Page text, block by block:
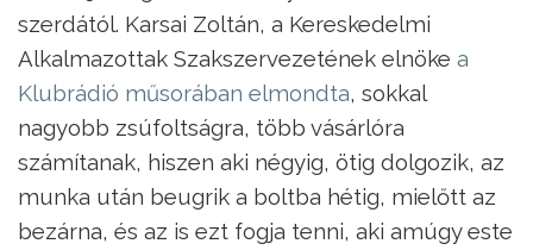
szerdától. Karsai Zoltán, a Kereskedelmi
Alkalmazottak Szakszervezetének elnöke a
Klubrádió műsorában elmondta, sokkal
nagyobb zsúfoltságra, több vásárlóra
számítanak, hiszen aki négyig, ötig dolgozik, az
munka után beugrik a boltba hétig, mielőtt az
bezárna, és az is ezt fogja tenni, aki amúgy este